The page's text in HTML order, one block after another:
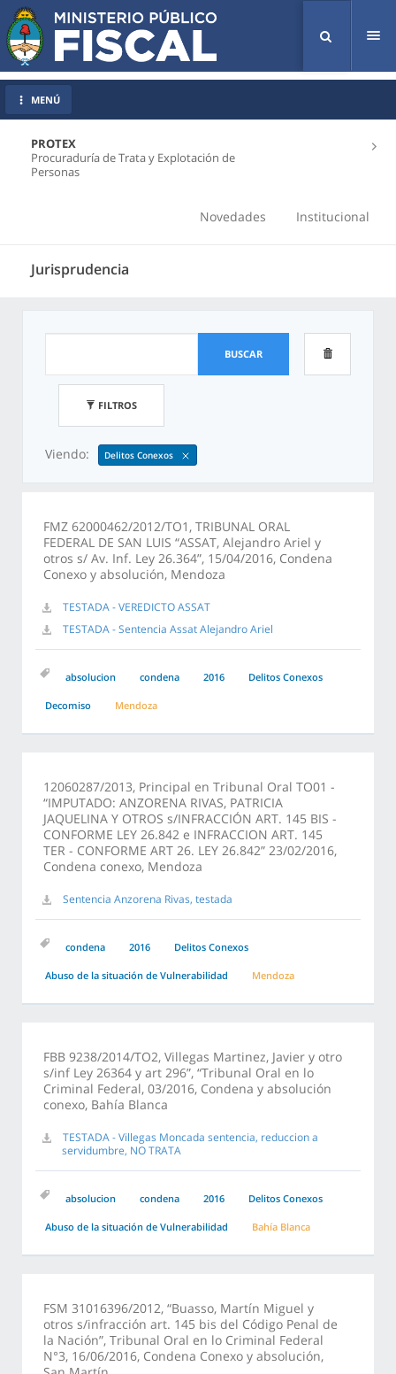
PROTEX
Procuraduría de Trata y Explotación de
Personas
Novedades Institucional
Jurisprudencia
MENÚ
BUSCAR
FILTROS
Viendo: Delitos Conexos
FMZ 62000462/2012/TO1, TRIBUNAL ORAL
FEDERAL DE SAN LUIS “ASSAT, Alejandro Ariel y
otros s/ Av. Inf. Ley 26.364”, 15/04/2016, Condena
Conexo y absolución, Mendoza
TESTADA - VEREDICTO ASSAT
TESTADA - Sentencia Assat Alejandro Ariel
absolucion condena 2016 Delitos Conexos
Decomiso Mendoza
12060287/2013, Principal en Tribunal Oral TO01 -
“IMPUTADO: ANZORENA RIVAS, PATRICIA
JAQUELINA Y OTROS s/INFRACCIÓN ART. 145 BIS -
CONFORME LEY 26.842 e INFRACCION ART. 145
TER - CONFORME ART 26. LEY 26.842” 23/02/2016,
Condena conexo, Mendoza
Sentencia Anzorena Rivas, testada
condena 2016 Delitos Conexos
Abuso de la situación de Vulnerabilidad Mendoza
FBB 9238/2014/TO2, Villegas Martinez, Javier y otro
s/inf Ley 26364 y art 296”, “Tribunal Oral en lo
Criminal Federal, 03/2016, Condena y absolución
conexo, Bahía Blanca
TESTADA - Villegas Moncada sentencia, reduccion a
servidumbre, NO TRATA
absolucion condena 2016 Delitos Conexos
Abuso de la situación de Vulnerabilidad Bahía Blanca
FSM 31016396/2012, “Buasso, Martín Miguel y
otros s/infracción art. 145 bis del Código Penal de
la Nación”, Tribunal Oral en lo Criminal Federal
N°3, 16/06/2016, Condena Conexo y absolución,